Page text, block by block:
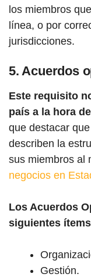
los miembros
línea, o por
jurisdicciones.
5. Acuerdos
Este requisito
país a la hora
que destacar
describen la
sus miembros al
negocios en
Los Acuerdos
siguientes
Gestión.